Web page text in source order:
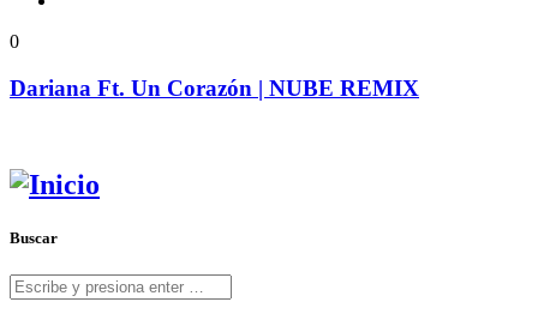
0
Dariana Ft. Un Corazón | NUBE REMIX
Buscar